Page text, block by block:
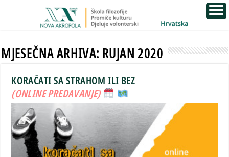
MJESEČNA ARHIVA: RUJAN 2020
KORAČATI SA STRAHOM ILI BEZ
(ONLINE PREDAVANJE)